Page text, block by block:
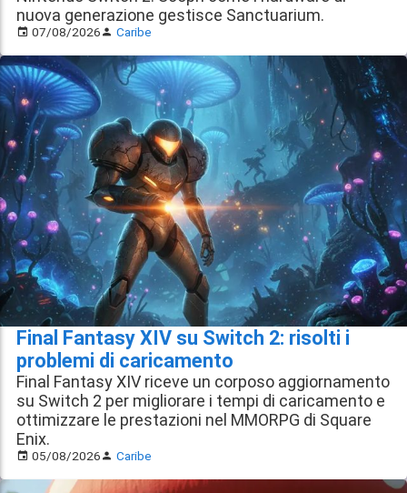
nuova generazione gestisce Sanctuarium.
07/08/2026 Caribe
Final Fantasy XIV su Switch 2: risolti i
problemi di caricamento
Final Fantasy XIV riceve un corposo aggiornamento
su Switch 2 per migliorare i tempi di caricamento e
ottimizzare le prestazioni nel MMORPG di Square
Enix.
05/08/2026 Caribe